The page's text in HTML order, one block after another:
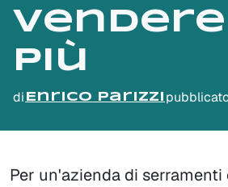
vendere
più
di Enrico Parizzi
Per un'azienda di